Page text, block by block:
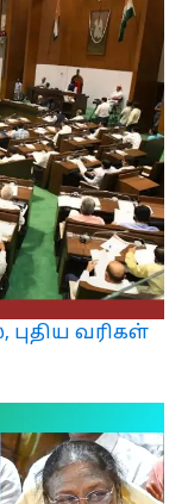
புதிய வரிகள்